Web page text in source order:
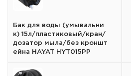
Бак для воды (умывальни
к) 15л/пластиковый/кран/
дозатор мыла/без кроншт
ейна HAYAT HYT015PP